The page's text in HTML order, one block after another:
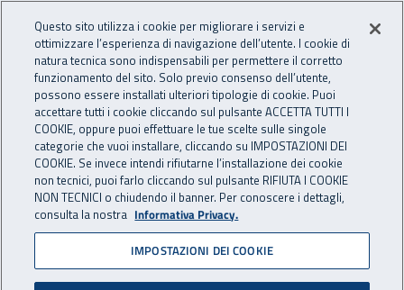
INAIL - Istituto Nazionale
PREVENZIONE
E SICUREZZA
Apri cerca
Navigazione principale
Navigazione - Ti trovi in:
Home Prevenzione E Sicurezza Focus
Bando Isi - Strumenti
informativi
Bando Isi - Strumenti
informativi
Questo sito utilizza i cookie per migliorare i servizi e
ottimizzare l’esperienza di navigazione dell’utente. I cookie di
natura tecnica sono indispensabili per permettere il corretto
funzionamento del sito. Solo previo consenso dell’utente,
possono essere installati ulteriori tipologie di cookie. Puoi
accettare tutti i cookie cliccando sul pulsante ACCETTA TUTTI I
COOKIE, oppure puoi effettuare le tue scelte sulle singole
categorie che vuoi installare, cliccando su IMPOSTAZIONI DEI
COOKIE. Se invece intendi rifiutarne l’installazione dei cookie
non tecnici, puoi farlo cliccando sul pulsante RIFIUTA I COOKIE
NON TECNICI o chiudendo il banner. Per conoscere i dettagli,
consulta la nostra Informativa Privacy.
IMPOSTAZIONI DEI COOKIE